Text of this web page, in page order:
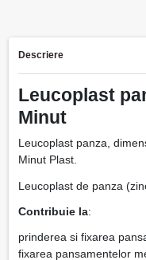
Descriere
Leucoplast
Minut
Leucoplast panza,
Minut Plast.
Leucoplast de panza
Contribuie la:
prinderea si fixarea
fixarea pansamentelor